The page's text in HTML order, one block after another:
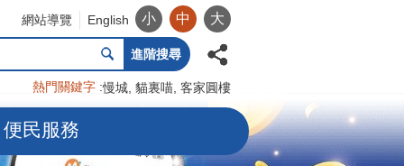
網站導覽 English 小 中 大
進階搜尋
熱門關鍵字 慢城 貓裏喵 客家圓樓
便民服務